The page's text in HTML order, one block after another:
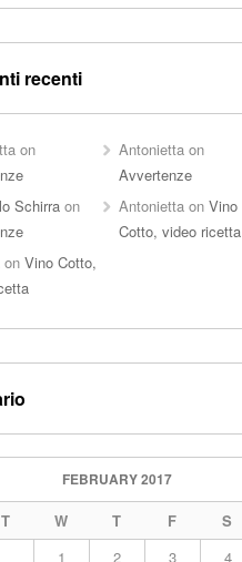
recenti
on
Antonietta on
Avvertenze
Schirraon
Antonietta onVino
Cotto, video ricetta
on Vino Cotto,
FEBRUARY 2017
T W T F S
1
2 3 4